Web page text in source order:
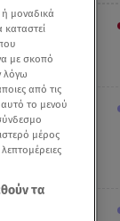
μοναδικά
με σκοπό
λόγω
από τις
αυτό το μενού
μέρος
τα